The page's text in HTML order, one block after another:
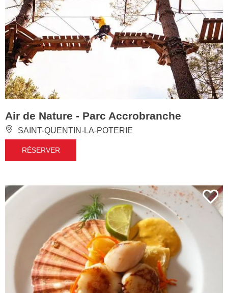
Air de Nature - Parc Accrobranche
SAINT-QUENTIN-LA-POTERIE
RÉSERVER